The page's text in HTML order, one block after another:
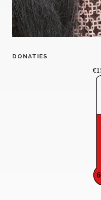
DONATIES